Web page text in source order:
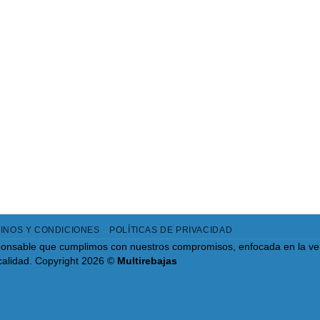
Y CONDICIONES POLÍTICAS DE PRIVACIDAD
que cumplimos con nuestros compromisos, enfocada en la
Copyright 2026 © Multirebajas